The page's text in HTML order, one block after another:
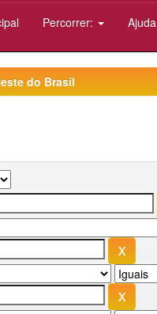
Percorrer: Ajuda
do Brasil